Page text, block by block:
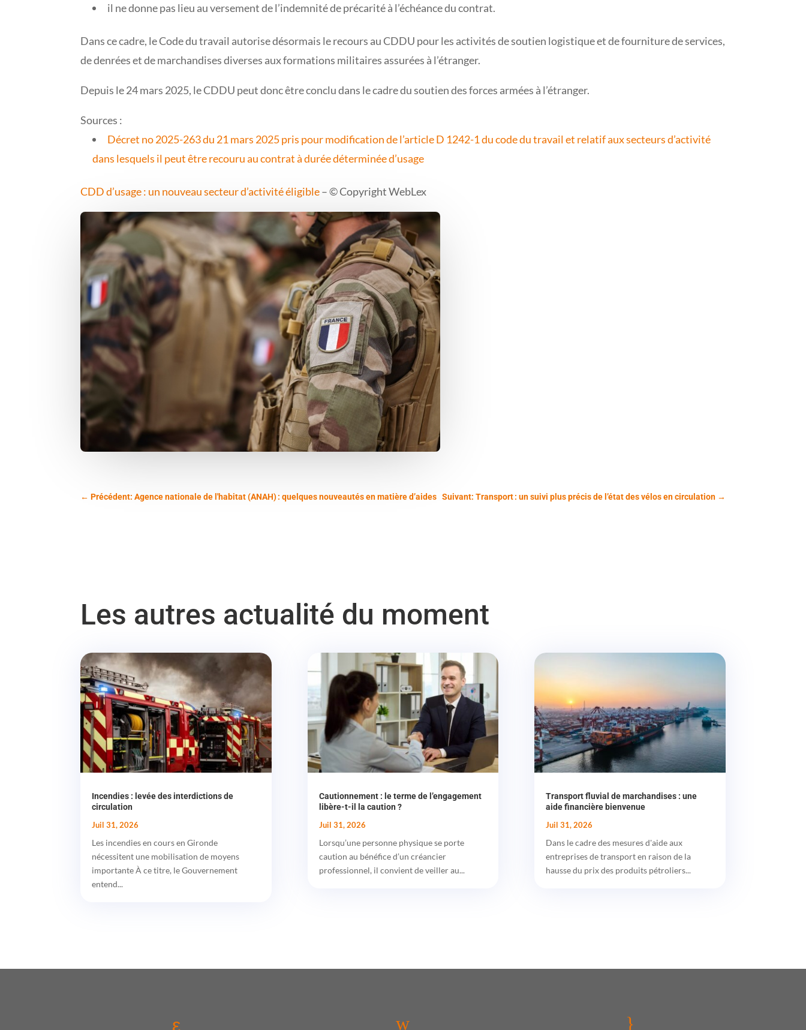
il ne donne pas lieu au versement de l’indemnité de précarité à l’échéance du contrat.
Dans ce cadre, le Code du travail autorise désormais le recours au CDDU pour les activités de soutien logistique et de fourniture de services,
de denrées et de marchandises diverses aux formations militaires assurées à l’étranger.
Depuis le 24 mars 2025, le CDDU peut donc être conclu dans le cadre du soutien des forces armées à l’étranger.
Sources :
Décret no 2025-263 du 21 mars 2025 pris pour modification de l’article D 1242-1 du code du travail et relatif aux secteurs d’activité
dans lesquels il peut être recouru au contrat à durée déterminée d’usage
CDD d’usage : un nouveau secteur d’activité éligible– © Copyright WebLex
←Précédent: Agence nationale de l'habitat (ANAH) : quelques nouveautés en matière d’aides Suivant: Transport : un suivi plus précis de l’état des vélos en circulation→
Les autres actualité du moment
Incendies : levée des interdictions de
circulation
Juil 31, 2026
Les incendies en cours en Gironde
nécessitent une mobilisation de moyens
importante À ce titre, le Gouvernement
entend...
Cautionnement : le terme de l’engagement
libère-t-il la caution ?
Juil 31, 2026
Lorsqu’une personne physique se porte
caution au bénéfice d’un créancier
professionnel, il convient de veiller au...
Transport fluvial de marchandises : une
aide financière bienvenue
Juil 31, 2026
Dans le cadre des mesures d'aide aux
entreprises de transport en raison de la
hausse du prix des produits pétroliers...
ε w }